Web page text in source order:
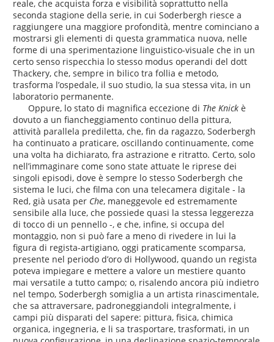
reale, che acquista forza e visibilità soprattutto nella
seconda stagione della serie, in cui Soderbergh riesce a
raggiungere una maggiore profondità, mentre cominciano a
mostrarsi gli elementi di questa grammatica nuova, nelle
forme di una sperimentazione linguistico-visuale che in un
certo senso rispecchia lo stesso modus operandi del dott
Thackery, che, sempre in bilico tra follia e metodo,
trasforma l’ospedale, il suo studio, la sua stessa vita, in un
laboratorio permanente.
Oppure, lo stato di magnifica eccezione di The Knick è
dovuto a un fiancheggiamento continuo della pittura,
attività parallela prediletta, che, fin da ragazzo, Soderbergh
ha continuato a praticare, oscillando continuamente, come
una volta ha dichiarato, fra astrazione e ritratto. Certo, solo
nell’immaginare come sono state attuate le riprese dei
singoli episodi, dove è sempre lo stesso Soderbergh che
sistema le luci, che filma con una telecamera digitale - la
Red, già usata per Che, maneggevole ed estremamente
sensibile alla luce, che possiede quasi la stessa leggerezza
di tocco di un pennello -, e che, infine, si occupa del
montaggio, non si può fare a meno di rivedere in lui la
figura di regista-artigiano, oggi praticamente scomparsa,
presente nel periodo d’oro di Hollywood, quando un regista
poteva impiegare e mettere a valore un mestiere quanto
mai versatile a tutto campo; o, risalendo ancora più indietro
nel tempo, Soderbergh somiglia a un artista rinascimentale,
che sa attraversare, padroneggiandoli integralmente, i
campi più disparati del sapere: pittura, fisica, chimica
organica, ingegneria, e li sa trasportare, trasformati, in un